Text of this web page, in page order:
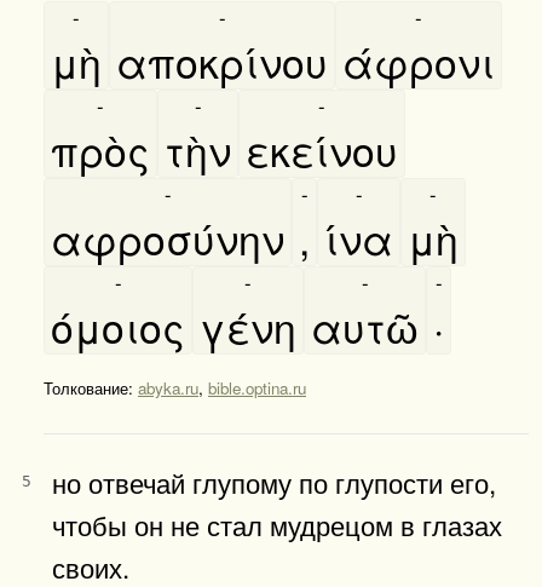
μὴ
-
αποκρίνου
-
άφρονι
-
πρὸς
-
τὴν
-
εκείνου
-
αφροσύνην
-
,
-
ίνα
-
μὴ
-
όμοιος
-
γένη
-
αυτῶ
-
·
-
Толкование: abyka.ru, bible.optina.ru
5
но отвечай глупому по глупости его,
чтобы он не стал мудрецом в глазах
своих.